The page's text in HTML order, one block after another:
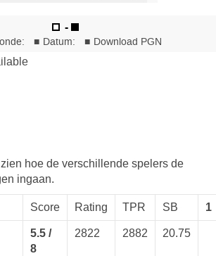
hoe de verschillende spelers de
ingaan.
Score Rating TPR SB 1
5.5 /
8
2822 2882 20.75